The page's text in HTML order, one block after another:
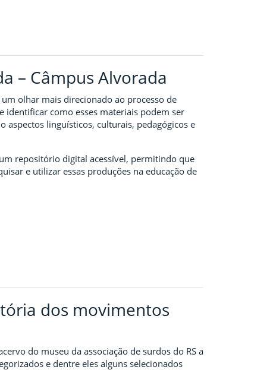
– Câmpus Alvorada
olhar mais direcionado ao processo de
identificar como esses materiais podem ser
aspectos linguísticos, culturais, pedagógicos e
repositório digital acessível, permitindo que
e utilizar essas produções na educação de
dos movimentos
do museu da associação de surdos do RS a
e dentre eles alguns selecionados